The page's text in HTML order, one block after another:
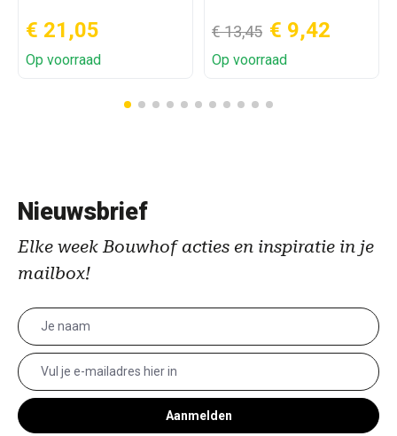
€ 21,05
Op voorraad
€ 13,45 € 9,42
Op voorraad
Nieuwsbrief
Elke week Bouwhof acties en inspiratie in je
mailbox!
Aanmelden